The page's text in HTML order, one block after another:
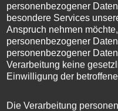
wir zu einer
Anlage waren
wurde die
Betreiber
personenbezogener
besondere Services
Anspruch nehmen
personenbezogener
personenbezogener
Verarbeitung keine
Einwilligung der
Die Verarbeitung